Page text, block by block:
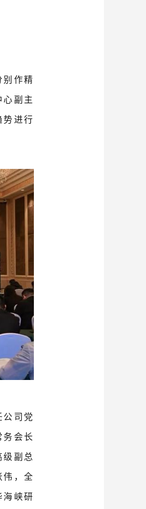
作精
副主
进行
司党
会长
副总
，全
峡研